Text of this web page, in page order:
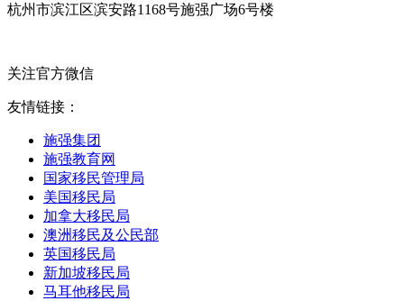
杭州市滨江区滨安路1168号施强广场6号楼
关注官方微信
友情链接：
施强集团
施强教育网
国家移民管理局
美国移民局
加拿大移民局
澳洲移民及公民部
英国移民局
新加坡移民局
马耳他移民局